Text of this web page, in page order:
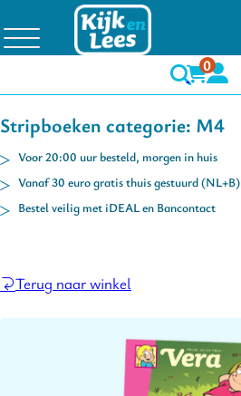
0
Stripboeken categorie: M4
Voor 20:00 uur besteld, morgen in huis
Vanaf 30 euro gratis thuis gestuurd (NL+B)
Bestel veilig met iDEAL en Bancontact
Terug naar winkel